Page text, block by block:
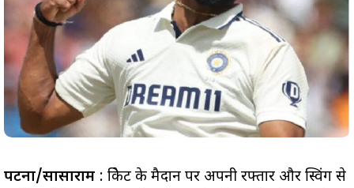
पटना/सासाराम : क्रिकेट के मैदान पर अपनी रफ्तार और स्विंग से